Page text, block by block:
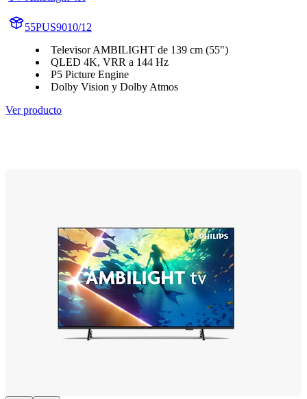
55PUS9010/12
Televisor AMBILIGHT de 139 cm (55")
QLED 4K, VRR a 144 Hz
P5 Picture Engine
Dolby Vision y Dolby Atmos
Ver producto